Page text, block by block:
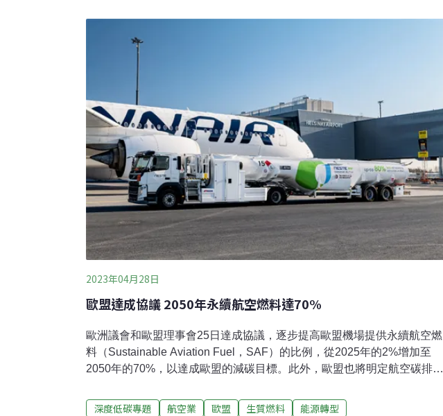
小水鹿，這也是貓羅溪首度被民眾直擊小水鹿現蹤，由於貓羅溪之前曾多
次出現石虎，現在又有小水鹿，民眾直呼八卦山有豐富多樣性的生態，值
得進一步保育。（自由時報報導）
2023年04月28日
歐盟達成協議 2050年永續航空燃料達70%
歐洲議會和歐盟理事會25日達成協議，逐步提高歐盟機場提供永續航空燃
料（Sustainable Aviation Fuel，SAF）的比例，從2025年的2%增加至
2050年的70%，以達成歐盟的減碳目標。此外，歐盟也將明定航空碳排的
玉米、大豆改作生質能而產生糧食爭議，歐盟將食物跟飼料排除在永續航
深度低碳專題 航空業 歐盟 生質燃料 能源轉型